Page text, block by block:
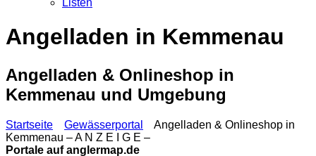
Listen
Angelladen in Kemmenau
Angelladen & Onlineshop in
Kemmenau und Umgebung
Startseite Gewässerportal
Angelladen & Onlineshop in
Kemmenau – A N Z E I G E –
Portale aufanglermap.de